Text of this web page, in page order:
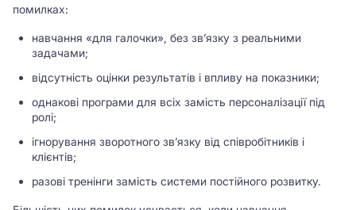
помилках:
навчання «для галочки», без зв’язку з реальними
задачами;
відсутність оцінки результатів і впливу на показники;
однакові програми для всіх замість персоналізації під
ролі;
ігнорування зворотного зв’язку від співробітників і
клієнтів;
разові тренінги замість системи постійного розвитку.